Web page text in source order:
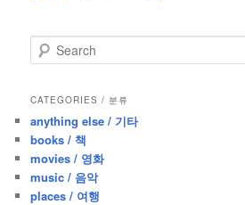
e
r
h
CATEGORIES / 분류
anything else / 기타
books / 책
movies / 영화
music / 음악
places / 여행